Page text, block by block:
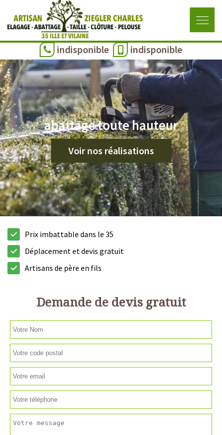
indisponible indisponible
abattage toute hauteur
Voir nos réalisations
Prix imbattable dans le 35
Déplacement et devis gratuit
Artisans de père en fils
Demande de devis gratuit